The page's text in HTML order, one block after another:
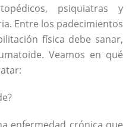
psiquiatras y
Entre los padecimientos
física debe sanar,
Veamos en qué